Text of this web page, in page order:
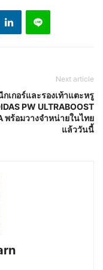
Next article
กเกอร์และรองเท้าแตะหรู
PW ULTRABOOST
พร้อมวางจำหน่ายในไทย
แล้ววันนี้